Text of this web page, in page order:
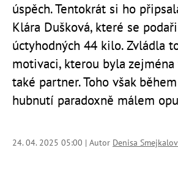
úspěch. Tentokrát si ho
Klára Dušková, které se
úctyhodných 44 kilo. Zvládla
motivaci, kterou byla
také partner. Toho však
hubnutí paradoxně málem
24. 04. 2025 05:00 | Autor Denisa